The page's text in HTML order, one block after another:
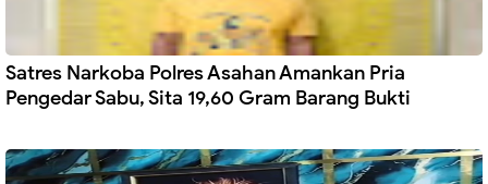
Satres Narkoba Polres Asahan Amankan Pria
Pengedar Sabu, Sita 19,60 Gram Barang Bukti